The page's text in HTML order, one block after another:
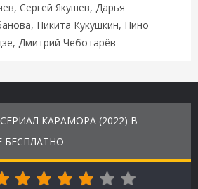
Сергей Якушев, Дарья
Никита Кукушкин, Нино
Дмитрий Чеботарёв
КАРАМОРА (2022) В
БЕСПЛАТНО